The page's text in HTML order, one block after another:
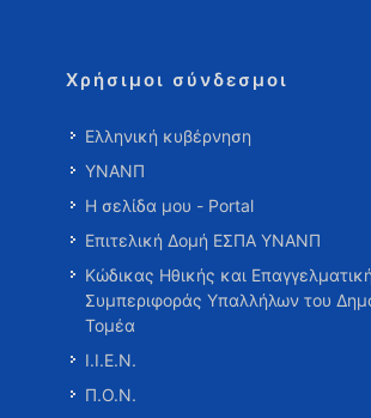
Χρήσιμοι σύνδεσμοι
Ελληνική κυβέρνηση
ΥΝΑΝΠ
Η σελίδα μου - Portal
Επιτελική Δομή ΕΣΠΑ ΥΝΑΝΠ
Κώδικας Ηθικής και
Συμπεριφοράς Υπαλλήλων του
Τομέα
Ι.Ι.Ε.Ν.
Π.Ο.Ν.